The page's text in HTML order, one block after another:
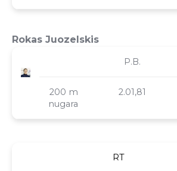
Rokas Juozelskis
P.B.
200 m
nugara
2.01,81
RT